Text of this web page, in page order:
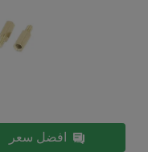
افضل سعر